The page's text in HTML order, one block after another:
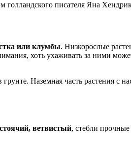
писателя Яна
или клумбы. Низкорослые
хоть ухаживать за ними
Наземная часть растения
ветвистый, стебли